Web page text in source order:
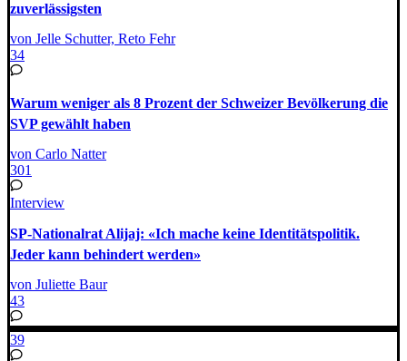
zuverlässigsten
von Jelle Schutter, Reto Fehr
34
Warum weniger als 8 Prozent der Schweizer Bevölkerung die
SVP gewählt haben
von Carlo Natter
301
Interview
SP-Nationalrat Alijaj: «Ich mache keine Identitätspolitik.
Jeder kann behindert werden»
von Juliette Baur
43
39